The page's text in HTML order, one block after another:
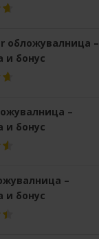
обложувалница –
и бонус
–
и бонус
–
и бонус